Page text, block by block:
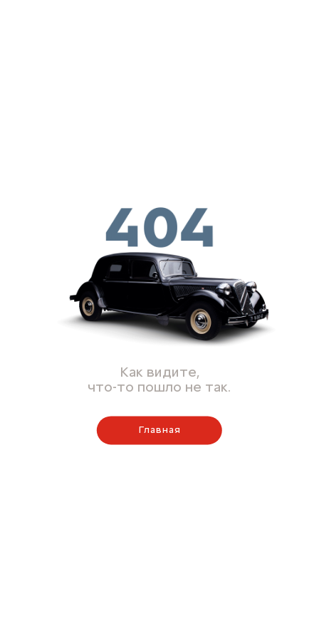
Как видите,
что-то пошло не так.
Главная